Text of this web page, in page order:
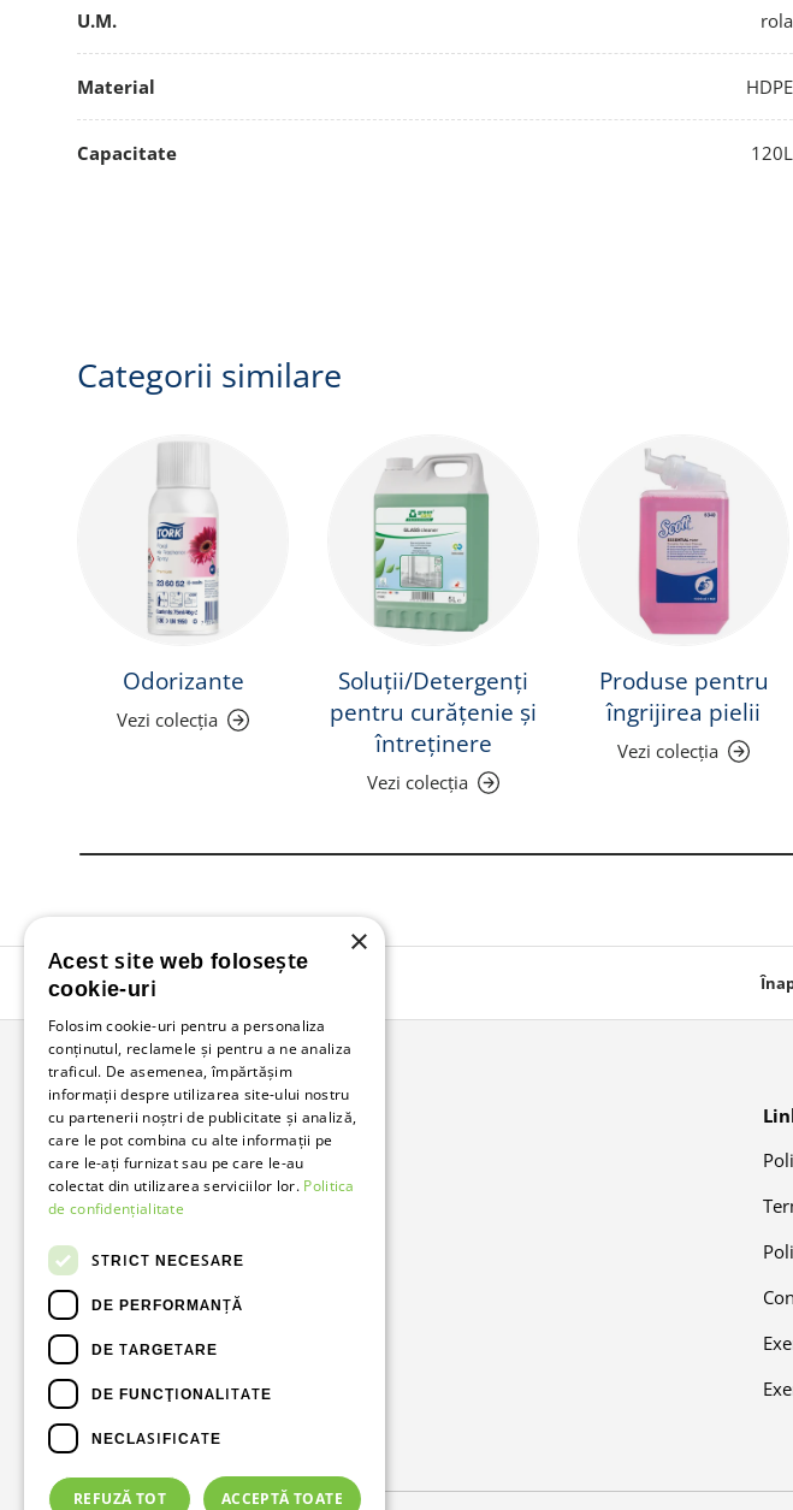
U.M. rola
Material HDPE
Capacitate 120L
Categorii similare
Odorizante
Vezi colecția
Soluții/Detergenți
pentru curățenie și
întreținere
Vezi colecția
Produse pentru
îngrijirea pielii
Vezi colecția
Bunzl Romania
Soluții complete pentru afacerea ta.
×
Acest site web folosește
cookie-uri
Folosim cookie-uri pentru a personaliza
conținutul, reclamele și pentru a ne analiza
traficul. De asemenea, împărtășim
informații despre utilizarea site-ului nostru
cu partenerii noștri de publicitate și analiză,
care le pot combina cu alte informații pe
care le-ați furnizat sau pe care le-au
colectat din utilizarea serviciilor lor. Politica
de confidențialitate
STRICT NECESARE
DE PERFORMANȚĂ
DE TARGETARE
DE FUNCŢIONALITATE
NECLASIFICATE
ACCEPTĂ TOATE
REFUZĂ TOT